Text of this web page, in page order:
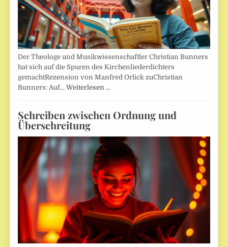
Der Theologe und Musikwissenschaftler Christian Bunners
hat sich auf die Spuren des Kirchenliederdichters
gemachtRezension von Manfred Orlick zuChristian
Bunners: Auf…Weiterlesen …
Schreiben zwischen Ordnung und
Überschreitung